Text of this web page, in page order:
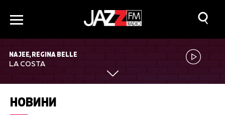
NAJEE, REGINA BELLE
LA COSTA
НОВИНИ